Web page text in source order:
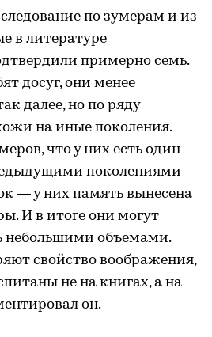
по зумерам и из
в литературе
примерно семь.
досуг, они менее
далее, но по ряду
на иные поколения.
что у них есть один
поколениями
— у них память вынесена
И в итоге они могут
небольшими объемами.
свойство воображения,
не на книгах, а на
он.